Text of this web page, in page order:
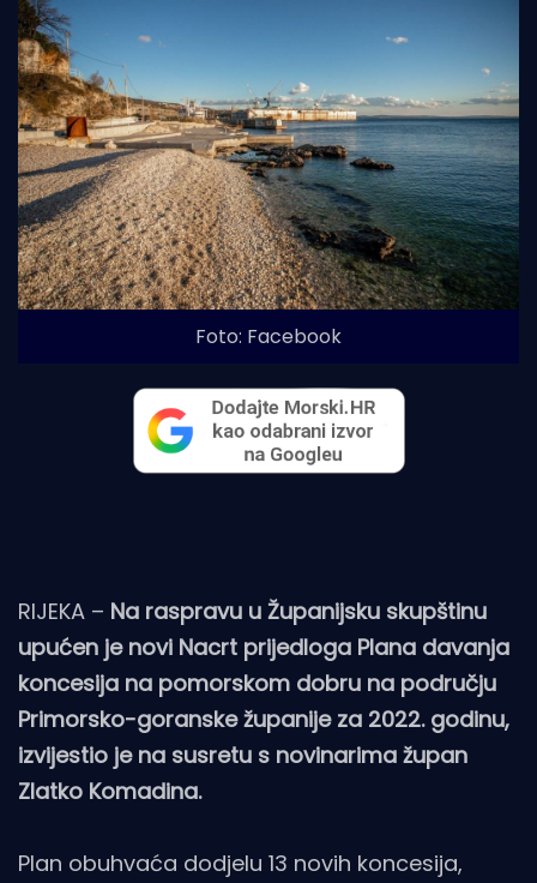
Foto: Facebook
RIJEKA – Na raspravu u Županijsku skupštinu
upućen je novi Nacrt prijedloga Plana davanja
koncesija na pomorskom dobru na području
Primorsko-goranske županije za 2022. godinu,
izvijestio je na susretu s novinarima župan
Zlatko Komadina.
Plan obuhvaća dodjelu 13 novih koncesija,